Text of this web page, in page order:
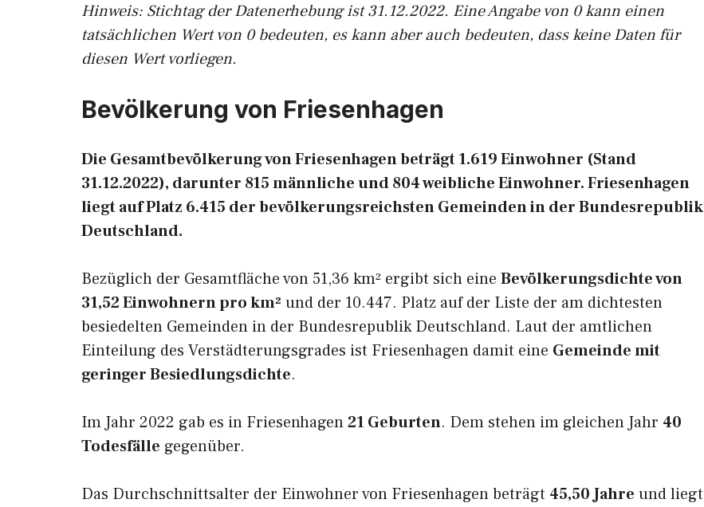
Hinweis: Stichtag der Datenerhebung ist 31.12.2022. Eine Angabe von 0 kann einen
tatsächlichen Wert von 0 bedeuten, es kann aber auch bedeuten, dass keine Daten für
diesen Wert vorliegen.
Bevölkerung von Friesenhagen
Die Gesamtbevölkerung von Friesenhagen beträgt 1.619 Einwohner (Stand
31.12.2022), darunter 815 männliche und 804 weibliche Einwohner. Friesenhagen
liegt auf Platz 6.415 der bevölkerungsreichsten Gemeinden in der Bundesrepublik
Deutschland.
Bezüglich der Gesamtfläche von 51,36 km² ergibt sich eine Bevölkerungsdichte von
31,52 Einwohnern pro km² und der 10.447. Platz auf der Liste der am dichtesten
besiedelten Gemeinden in der Bundesrepublik Deutschland. Laut der amtlichen
Einteilung des Verstädterungsgrades ist Friesenhagen damit eine Gemeinde mit
geringer Besiedlungsdichte.
Im Jahr 2022 gab es in Friesenhagen21 Geburten. Dem stehen im gleichen Jahr 40
Todesfälle gegenüber.
Das Durchschnittsalter der Einwohner von Friesenhagen beträgt 45,50 Jahre und liegt